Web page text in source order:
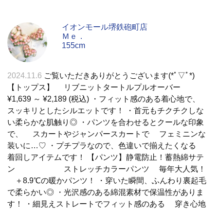
イオンモール堺鉄砲町店
Ｍｅ．
155cm
2024.11.6 ご覧いただきありがとうございます(*ﾟ▽ﾟ*)
【トップス】 リブニットタートルプルオーバー
¥1,639 ～ ¥2,189 (税込) ・フィット感のある着心地で、
スッキリとしたシルエットです！ ・首元もチクチクしな
い柔らかな肌触り◎ ・パンツを合わせるとクールな印象
で、 スカートやジャンパースカートで フェミニンな
装いに…♡ ・プチプラなので、色違いで揃えたくなる
着回しアイテムです！ 【パンツ】静電防止！蓄熱綿サテ
ン ストレッチカラーパンツ 毎年大人気！
＋8.9℃の暖かパンツ！ ・穿いた瞬間、ふんわり裏起毛
で柔らかい◎ ・光沢感のある綿混素材で保温性がありま
す！ ・細見えストレートでフィット感のある 穿き心地